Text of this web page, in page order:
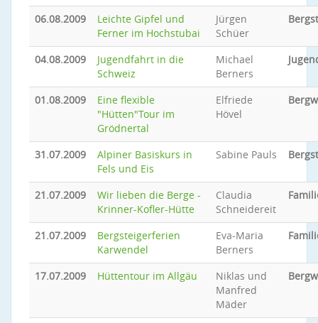
06.08.2009
Leichte Gipfel und
Ferner im Hochstubai
Jürgen
Schüer
04.08.2009
Jugendfahrt in die
Schweiz
Michael
Berners
01.08.2009
Eine flexible
"Hütten"Tour im
Grödnertal
Elfriede
Hövel
31.07.2009
Alpiner Basiskurs in
Fels und Eis
Sabine Pauls
21.07.2009
Wir lieben die Berge -
Krinner-Kofler-Hütte
Claudia
Schneidereit
21.07.2009
Bergsteigerferien
Karwendel
Eva-Maria
Berners
17.07.2009 Hüttentour im Allgäu
Niklas und
Manfred
Mäder